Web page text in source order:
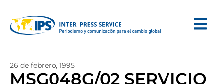
26 de febrero, 1995
MSG048G/02 SERVICIO